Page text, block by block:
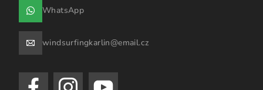
WhatsApp
windsurfingkarlin@email.cz